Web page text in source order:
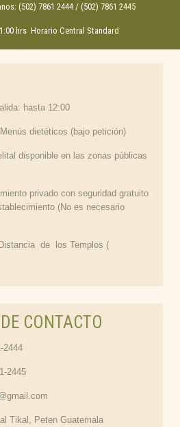
(502) 7861 2444 / (502) 7861 2445
hrs Horario Central Standard
hasta 12:00
dietéticos (bajo petición)
disponible en las zonas públicas
privado con seguridad gratuito
(No es necesario
de los Templos (
CONTACTO
2444
2445
Tikal, Peten Guatemala